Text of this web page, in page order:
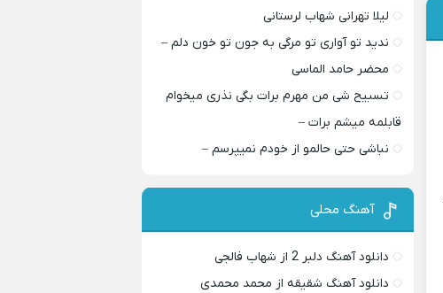
لیلا تهرانی شهاب لرستانی
ندید تو آواری تو مرگی به جون تو خون دلم –
محضر حامد الماسی
تسبیح شی من مهرم برات بگی نذری میخوام
قابلمه میشم برات –
نباشی حتی حالمو از خودم نمیپرسم –
آهنگ محلی
دانلود آهنگ دلبر 2 از شهاب فالجی
دانلود آهنگ شقیقه از محمد محمدی